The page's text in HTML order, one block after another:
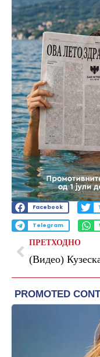
Facebook
Telegram
ПРЕТХОДНО